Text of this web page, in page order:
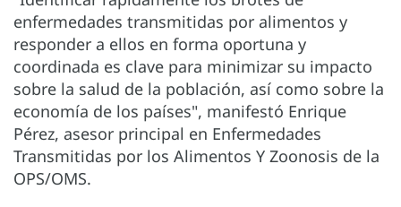
enfermedades transmitidas por alimentos y
responder a ellos en forma oportuna y
coordinada es clave para minimizar su impacto
sobre la salud de la población, así como sobre la
economía de los países", manifestó Enrique
Pérez, asesor principal en Enfermedades
Transmitidas por los Alimentos Y Zoonosis de la
OPS/OMS.